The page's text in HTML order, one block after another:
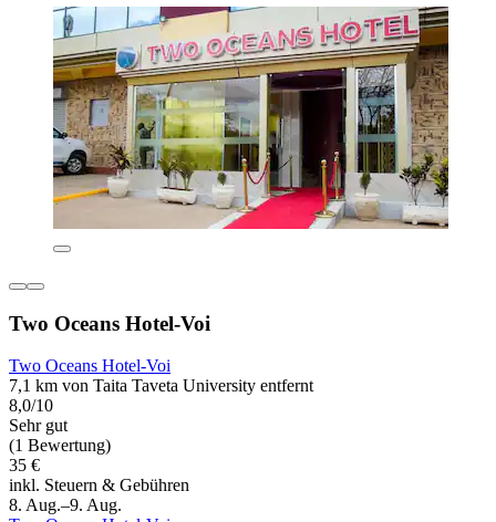
Two Oceans Hotel-Voi
Two Oceans Hotel-Voi
7,1 km von Taita Taveta University entfernt
8,0/10
Sehr gut
(1 Bewertung)
35 €
inkl. Steuern & Gebühren
8. Aug.–9. Aug.